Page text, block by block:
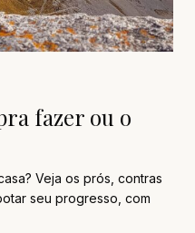
fazer ou o
Veja os prós, contras
seu progresso, com